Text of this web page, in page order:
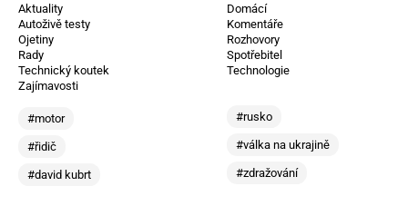
Aktuality
Autoživě testy
Ojetiny
Rady
Technický koutek
Zajímavosti
#motor
#řidič
#david kubrt
Domácí
Komentáře
Rozhovory
Spotřebitel
Technologie
#rusko
#válka na ukrajině
#zdražování